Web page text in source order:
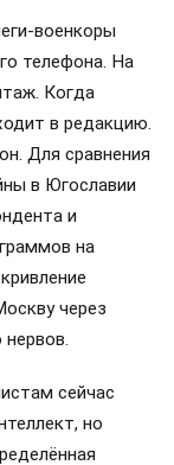
военкоры
телефона. На
Когда
в редакцию.
Для сравнения
в Югославии
и
на
через
сейчас
но